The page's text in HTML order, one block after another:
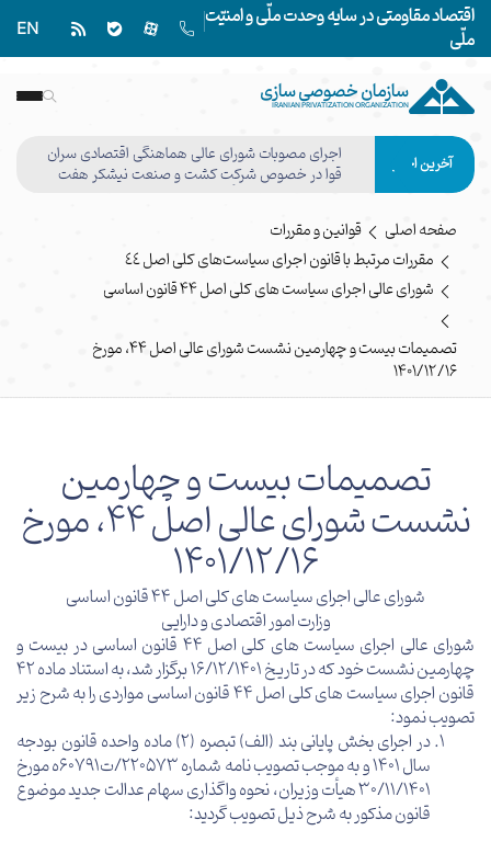
اقتصاد مقاومتی در سایه وحدت ملّی و امنیّت
ملّی
EN
سازمان خصوصی سازی
IRANIAN PRIVATIZATION ORGANIZATION
آخرین اخبار
اجرای مصوبات شورای عالی هماهنگی اقتصادی سران
قوا در خصوص شرکت کشت و صنعت نیشکر هفت
صفحه اصلی
قوانین و مقررات
مقررات مرتبط با قانون اجرای سیاست‌های کلی اصل ٤٤
شورای عالی اجرای سیاست های کلی اصل ۴۴ قانون اساسی
تصمیمات بیست و چهارمین نشست شورای عالی اصل 44، مورخ
1401/12/16
تصمیمات بیست و چهارمین
نشست شورای عالی اصل 44، مورخ
1401/12/16
شورای عالی اجرای سیاست های کلی اصل 44 قانون اساسی
وزارت امور اقتصادی و دارایی
شورای عالی اجرای سیاست های کلی اصل 44 قانون اساسی در بیست و
چهارمین نشست خود که در تاریخ 16/12/1401 برگزار شد، به استناد ماده 42
قانون اجرای سیاست های کلی اصل 44 قانون اساسی مواردی را به شرح زیر
تصویب نمود:
در اجرای بخش پایانی بند (الف) تبصره (2) ماده واحده قانون بودجه
سال 1401 و به موجب تصویب نامه شماره 220573/ت60791ه مورخ
30/11/1401 هیأت وزیران، نحوه واگذاری سهام عدالت جدید موضوع
قانون مذکور به شرح ذیل تصویب گردید: